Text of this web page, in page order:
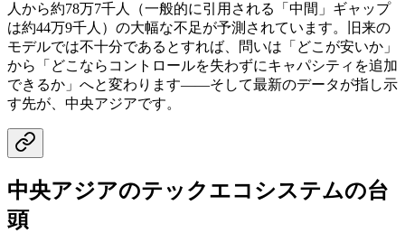
人から約78万7千人（一般的に引用される「中間」ギャップ
は約44万9千人）の大幅な不足が予測されています。旧来の
モデルでは不十分であるとすれば、問いは「どこが安いか」
から「どこならコントロールを失わずにキャパシティを追加
できるか」へと変わります——そして最新のデータが指し示
す先が、中央アジアです。
中央アジアのテックエコシステムの台
頭